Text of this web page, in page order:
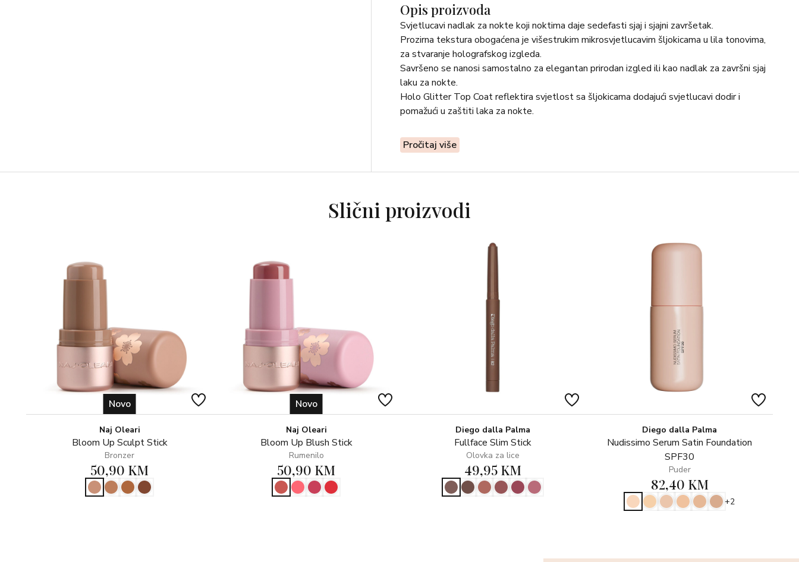
Opis proizvoda
Svjetlucavi nadlak za nokte koji noktima daje sedefasti sjaj i sjajni završetak.
Prozirna tekstura obogaćena je višestrukim mikrosvjetlucavim šljokicama u lila tonovima,
za stvaranje holografskog izgleda.
Savršeno se nanosi samostalno za elegantan prirodan izgled ili kao nadlak za završni sjaj
laku za nokte.
Holo Glitter Top Coat reflektira svjetlost sa šljokicama dodajući svjetlucavi dodir i
pomažući u zaštiti laka za nokte.
Pročitaj više
Slični proizvodi
Novo
Naj Oleari
Bloom Up Sculpt Stick
Bronzer
50,90 KM
Novo
Naj Oleari
Bloom Up Blush Stick
Rumenilo
50,90 KM
Diego dalla Palma
Fullface Slim Stick
Olovka za lice
49,95 KM
Diego dalla Palma
Nudissimo Serum Satin Foundation
SPF30
Puder
82,40 KM
+2